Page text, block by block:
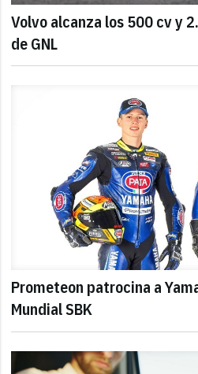
Volvo alcanza los 500 cv y
de GNL
Prometeon patrocina a
Mundial SBK